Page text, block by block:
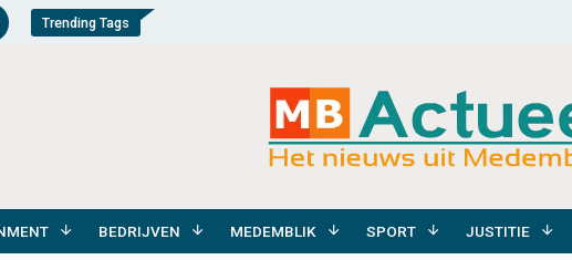
Trending Tags
BEDRIJVEN MEDEMBLIK SPORT JUSTITIE